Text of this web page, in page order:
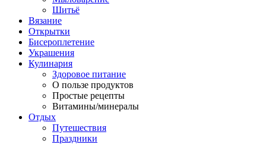
Шитьё
Вязание
Открытки
Бисероплетение
Украшения
Кулинария
Здоровое питание
О пользе продуктов
Простые рецепты
Витамины/минералы
Отдых
Путешествия
Праздники